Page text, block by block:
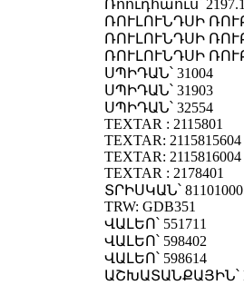
Ռոուդհաուս՝
ՌՈՒԼՈՒՆԴՍԻ
ՌՈՒԼՈՒՆԴՍԻ
ՌՈՒԼՈՒՆԴՍԻ
ՍՊԻԴԱՆ՝ 31004
ՍՊԻԴԱՆ՝ 31903
ՍՊԻԴԱՆ՝ 32554
TEXTAR : 2115801
TEXTAR: 2115815604
TEXTAR: 2115816004
TEXTAR : 2178401
ՏՐԻՍԿԱՆ՝
TRW: GDB351
ՎԱԼԵՈ՝ 551711
ՎԱԼԵՈ՝ 598402
ՎԱԼԵՈ՝ 598614
ԱՇԽԱՏԱՆՔԱՅԻՆ՝